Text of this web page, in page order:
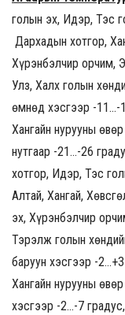
голын эх, Идэр, Тэс
Дархадын хотгор,
Хүрэнбэлчир орчим,
Улз, Халх голын
өмнөд хэсгээр -11…-
Хангайн нурууны
нутгаар -21…-26
хотгор, Идэр, Тэс
Алтай, Хангай,
эх, Хүрэнбэлчир
Тэрэлж голын
баруун хэсгээр -
Хангайн нурууны
хэсгээр -2…-7